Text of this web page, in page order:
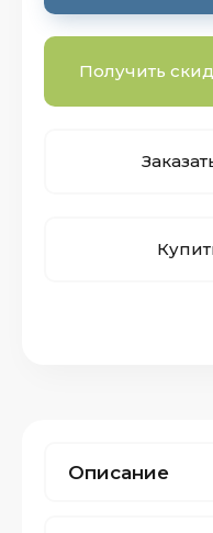
Получить
Описание